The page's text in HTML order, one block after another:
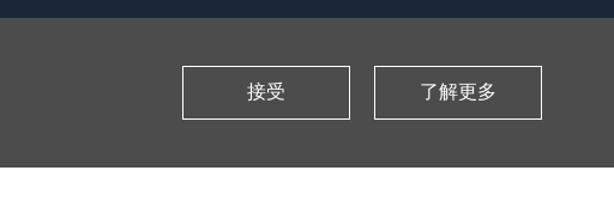
接受 了解更多